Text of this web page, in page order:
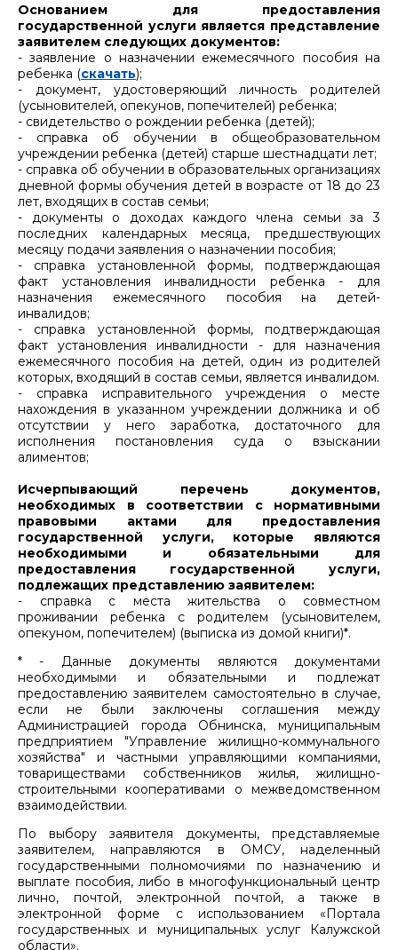
Основанием для предоставления
государственной услуги является представление
заявителем следующих документов:
- заявление о назначении ежемесячного пособия на
ребенка (скачать);
- документ, удостоверяющий личность родителей
(усыновителей, опекунов, попечителей) ребенка;
- свидетельство о рождении ребенка (детей);
- справка об обучении в общеобразовательном
учреждении ребенка (детей) старше шестнадцати лет;
- справка об обучении в образовательных организациях
дневной формы обучения детей в возрасте от 18 до 23
лет, входящих в состав семьи;
- документы о доходах каждого члена семьи за 3
последних календарных месяца, предшествующих
месяцу подачи заявления о назначении пособия;
- справка установленной формы, подтверждающая
факт установления инвалидности ребенка - для
назначения ежемесячного пособия на детей-
инвалидов;
- справка установленной формы, подтверждающая
факт установления инвалидности - для назначения
ежемесячного пособия на детей, один из родителей
которых, входящий в состав семьи, является инвалидом.
- справка исправительного учреждения о месте
нахождения в указанном учреждении должника и об
отсутствии у него заработка, достаточного для
исполнения постановления суда о взыскании
алиментов;
Исчерпывающий перечень документов,
необходимых в соответствии с нормативными
правовыми актами для предоставления
государственной услуги, которые являются
необходимыми и обязательными для
предоставления государственной услуги,
подлежащих представлению заявителем:
- справка с места жительства о совместном
проживании ребенка с родителем (усыновителем,
опекуном, попечителем) (выписка из домой книги)*.
* - Данные документы являются документами
необходимыми и обязательными и подлежат
предоставлению заявителем самостоятельно в случае,
если не были заключены соглашения между
Администрацией города Обнинска, муниципальным
предприятием "Управление жилищно-коммунального
хозяйства" и частными управляющими компаниями,
товариществами собственников жилья, жилищно-
строительными кооперативами о межведомственном
взаимодействии.
По выбору заявителя документы, представляемые
заявителем, направляются в ОМСУ, наделенный
государственными полномочиями по назначению и
выплате пособия, либо в многофункциональный центр
лично, почтой, электронной почтой, а также в
электронной форме с использованием «Портала
государственных и муниципальных услуг Калужской
области».